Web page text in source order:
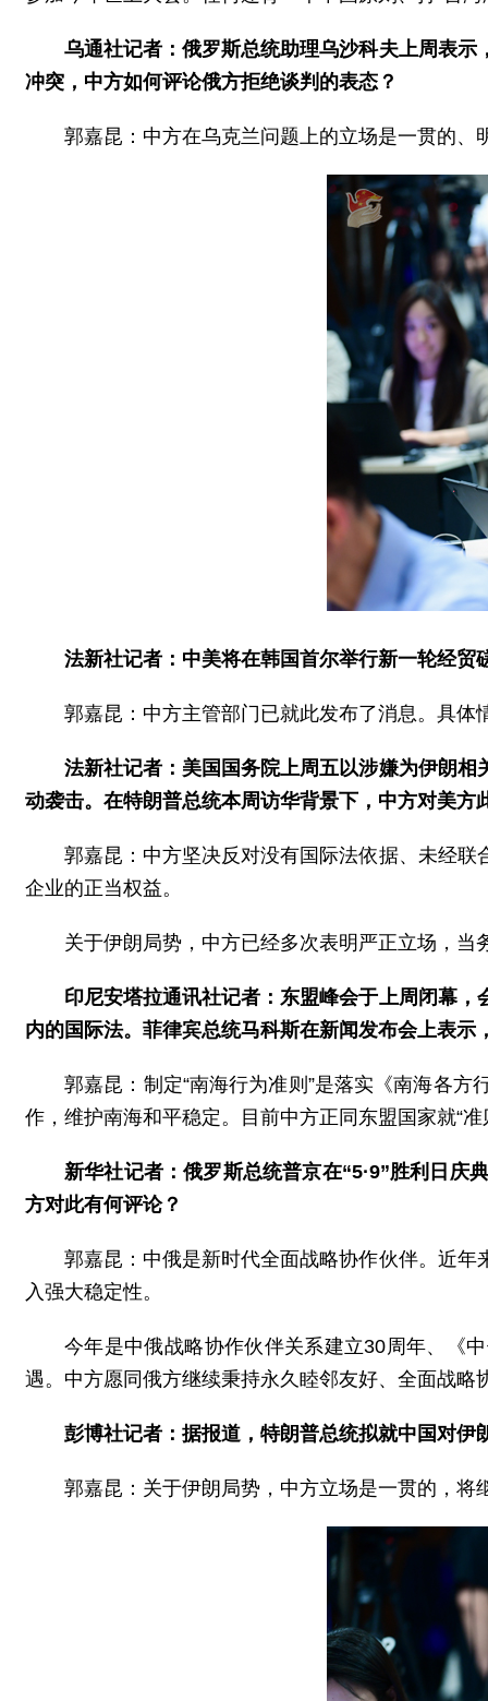
乌通社记者：俄罗斯总统助理乌沙科夫上周表
冲突，中方如何评论俄方拒绝谈判的表态？
郭嘉昆：中方在乌克兰问题上的立场是一贯的、
法新社记者：中美将在韩国首尔举行新一轮经
郭嘉昆：中方主管部门已就此发布了消息。具体
法新社记者：美国国务院上周五以涉嫌为伊朗
动袭击。在特朗普总统本周访华背景下，中方对美方
郭嘉昆：中方坚决反对没有国际法依据、未经
企业的正当权益。
关于伊朗局势，中方已经多次表明严正立场，
印尼安塔拉通讯社记者：东盟峰会于上周闭幕
内的国际法。菲律宾总统马科斯在新闻发布会上表
郭嘉昆：制定“南海行为准则”是落实《南海各
作，维护南海和平稳定。目前中方正同东盟国家就“
新华社记者：俄罗斯总统普京在“5·9”胜利日庆
方对此有何评论？
郭嘉昆：中俄是新时代全面战略协作伙伴。近
入强大稳定性。
今年是中俄战略协作伙伴关系建立30周年、《
遇。中方愿同俄方继续秉持永久睦邻友好、全面战
彭博社记者：据报道，特朗普总统拟就中国对
郭嘉昆：关于伊朗局势，中方立场是一贯的，